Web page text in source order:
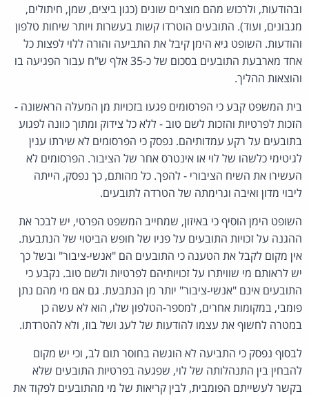
ובהודעות, ולרכוש מהם מוצרים שונים (כגון ביצים, שמן, חיתולים,
מגבונים, ועוד). התובעים הוטרדו קשות בעשרות ויותר שיחות טלפון
והודעות. השופט גיא הימן קיבל את התביעה והורה ללוי לפצות כל
אחד מארבעת התובעים בסכום של כ-35 אלף ש"ח עבור הפגיעה בו
והוצאות ההליך.
בית המשפט קבע כי הפרסומים פגעו בזכויות מן המעלה הראשונה -
הזכות לפרטיות והזכות לשם טוב - ללא כל צידוק ומתוך כוונה לפגוע
בתובעים על רקע עמדותיהם. נפסק כי הפרסומים לא שירתו ענין
לגיטימי כלשהו של לוי או אינטרס אחר של הציבור. הפרסומים לא
העשירו את השיח הציבורי - להפך. כל מהותם, כך נפסק, הייתה
ליבוי מדון ואיבה וגרימתה של הטרדה לתובעים.
השופט הימן הוסיף כי באיזון, שמחייב המשפט הפרטי, יש לבכר את
ההגנה על זכויות התובעים על פניו של חופש הביטוי של הנתבעת.
אין מקום לקבל את הטענה כי התובעים הם "אנשי-ציבור" ובשל כך
יש לראותם מי שוויתרו על זכויותיהם לפרטיות ולשם טוב. נקבע כי
התובעים אינם "אנשי-ציבור" יותר מן הנתבעת. גם אם מי מהם נתן
פומבי, במקומות אחרים, למספר-הטלפון שלו, הוא לא עשה כן
במטרה לחשוף את עצמו להודעות של לעג ושל בוז, ולא להטרדתו.
לבסוף נפסק כי התביעה לא הוגשה בחוסר תום לב, וכי יש מקום
להבחין בין התנהלותה של לוי, שפגעה בפרטיות התובעים שלא
בקשר לעשייתם הפומבית, לבין קריאות של מי מהתובעים לפקוד את